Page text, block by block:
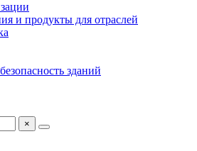
и продукты для отраслей
зданий
×